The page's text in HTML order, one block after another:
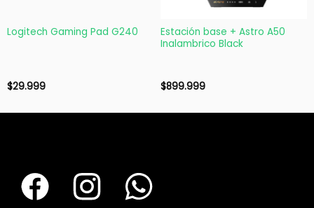
Logitech Gaming Pad G240
$29.999
Estación base + Astro A50
Inalambrico Black
$899.999